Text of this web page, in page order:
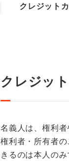
クレジット
クレジッ
名義人は、権利
権利者・所有者
きるのは本人の